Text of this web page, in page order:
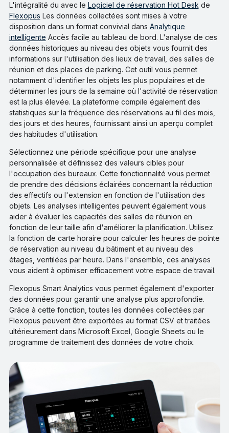
L'intégralité du avec le Logiciel de réservation Hot Desk de
Flexopus Les données collectées sont mises à votre
disposition dans un format convivial dans Analytique
intelligente Accès facile au tableau de bord. L'analyse de ces
données historiques au niveau des objets vous fournit des
informations sur l'utilisation des lieux de travail, des salles de
réunion et des places de parking. Cet outil vous permet
notamment d'identifier les objets les plus populaires et de
déterminer les jours de la semaine où l'activité de réservation
est la plus élevée. La plateforme compile également des
statistiques sur la fréquence des réservations au fil des mois,
des jours et des heures, fournissant ainsi un aperçu complet
des habitudes d'utilisation.
Sélectionnez une période spécifique pour une analyse
personnalisée et définissez des valeurs cibles pour
l'occupation des bureaux. Cette fonctionnalité vous permet
de prendre des décisions éclairées concernant la réduction
des effectifs ou l'extension en fonction de l'utilisation des
objets. Les analyses intelligentes peuvent également vous
aider à évaluer les capacités des salles de réunion en
fonction de leur taille afin d'améliorer la planification. Utilisez
la fonction de carte horaire pour calculer les heures de pointe
de réservation au niveau du bâtiment et au niveau des
étages, ventilées par heure. Dans l'ensemble, ces analyses
vous aident à optimiser efficacement votre espace de travail.
Flexopus Smart Analytics vous permet également d'exporter
des données pour garantir une analyse plus approfondie.
Grâce à cette fonction, toutes les données collectées par
Flexopus peuvent être exportées au format CSV et traitées
ultérieurement dans Microsoft Excel, Google Sheets ou le
programme de traitement des données de votre choix.